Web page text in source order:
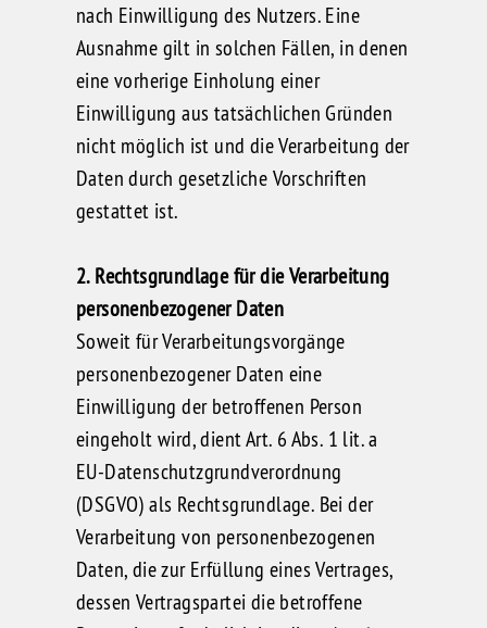
nach Einwilligung des Nutzers. Eine
Ausnahme gilt in solchen Fällen, in denen
eine vorherige Einholung einer
Einwilligung aus tatsächlichen Gründen
nicht möglich ist und die Verarbeitung der
Daten durch gesetzliche Vorschriften
gestattet ist.
2. Rechtsgrundlage für die Verarbeitung
personenbezogener Daten
Soweit für Verarbeitungsvorgänge
personenbezogener Daten eine
Einwilligung der betroffenen Person
eingeholt wird, dient Art. 6 Abs. 1 lit. a
EU-Datenschutzgrundverordnung
(DSGVO) als Rechtsgrundlage. Bei der
Verarbeitung von personenbezogenen
Daten, die zur Erfüllung eines Vertrages,
dessen Vertragspartei die betroffene